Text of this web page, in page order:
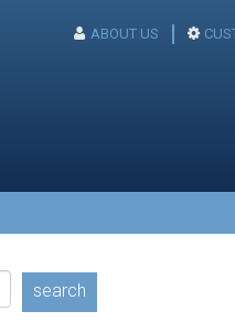
ABOUT US
search